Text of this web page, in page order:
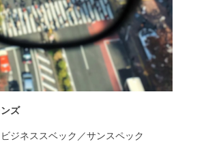
ズ
ジネススベック／サンスペック